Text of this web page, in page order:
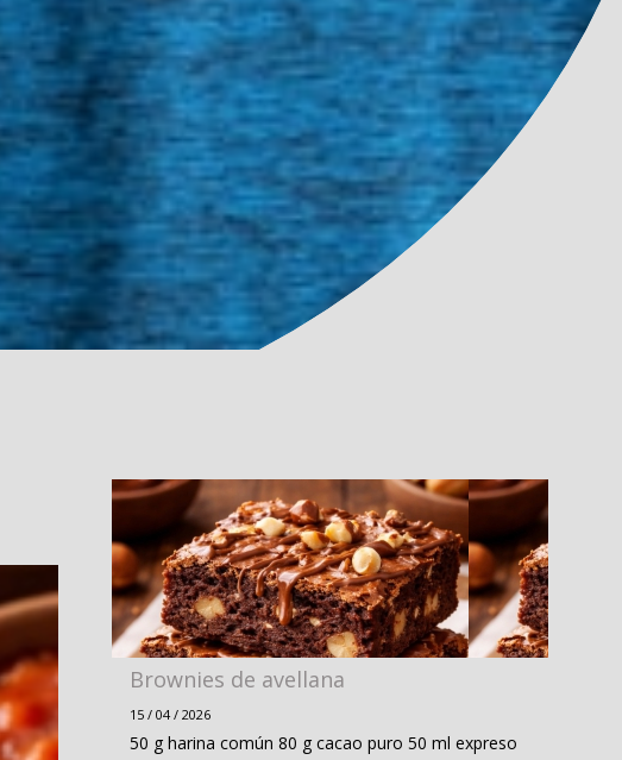
Brownies de avellana
15 / 04 / 2026
50 g harina común 80 g cacao puro 50 ml expreso